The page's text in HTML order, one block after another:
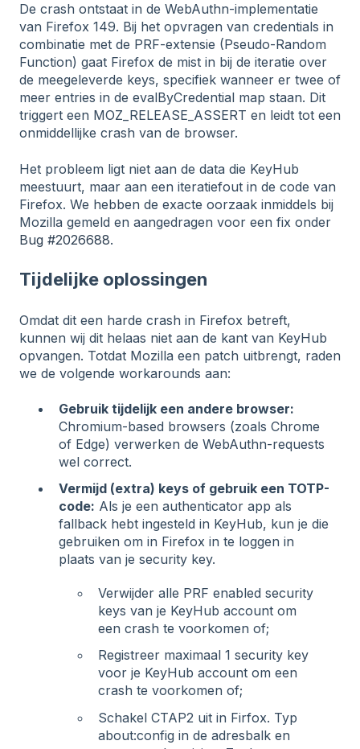
De crash ontstaat in de WebAuthn-implementatie
van Firefox 149. Bij het opvragen van credentials in
combinatie met de PRF-extensie (Pseudo-Random
Function) gaat Firefox de mist in bij de iteratie over
de meegeleverde keys, specifiek wanneer er twee of
meer entries in de evalByCredential map staan. Dit
triggert een MOZ_RELEASE_ASSERT en leidt tot een
onmiddellijke crash van de browser.
Het probleem ligt niet aan de data die KeyHub
meestuurt, maar aan een iteratiefout in de code van
Firefox. We hebben de exacte oorzaak inmiddels bij
Mozilla gemeld en aangedragen voor een fix onder
Bug #2026688.
Tijdelijke oplossingen
Omdat dit een harde crash in Firefox betreft,
kunnen wij dit helaas niet aan de kant van KeyHub
opvangen. Totdat Mozilla een patch uitbrengt, raden
we de volgende workarounds aan:
Gebruik tijdelijk een andere browser:
Chromium-based browsers (zoals Chrome
of Edge) verwerken de WebAuthn-requests
wel correct.
Vermijd (extra) keys of gebruik een TOTP-
code: Als je een authenticator app als
fallback hebt ingesteld in KeyHub, kun je die
gebruiken om in Firefox in te loggen in
plaats van je security key.
Verwijder alle PRF enabled security
keys van je KeyHub account om
een crash te voorkomen of;
Registreer maximaal 1 security key
voor je KeyHub account om een
crash te voorkomen of;
Schakel CTAP2 uit in Firfox. Typ
about:config in de adresbalk en